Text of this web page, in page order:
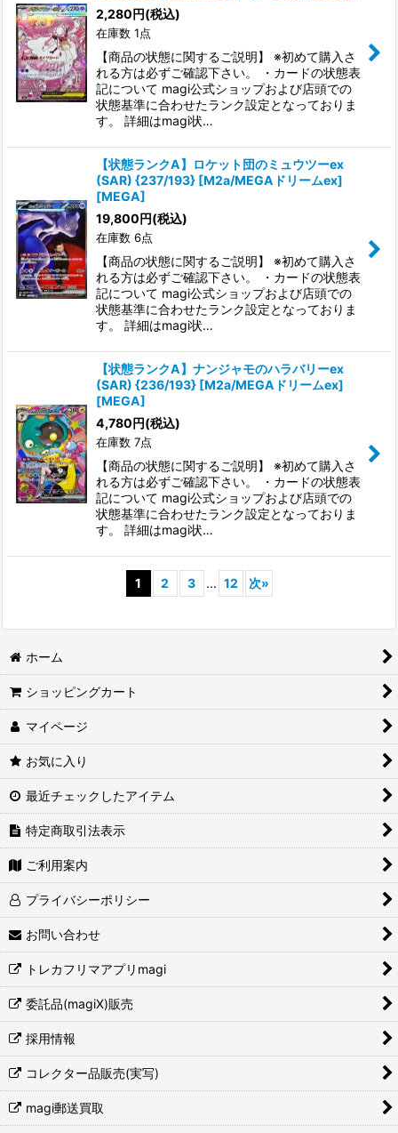
2,280円(税込)
在庫数 1点
【商品の状態に関するご説明】 ※初めて購入さ
れる方は必ずご確認下さい。 ・カードの状態表
記について magi公式ショップおよび店頭での
状態基準に合わせたランク設定となっておりま
す。 詳細はmagi状…
【状態ランクA】ロケット団のミュウツーex
(SAR) {237/193} [M2a/MEGAドリームex]
[MEGA]
19,800円(税込)
在庫数 6点
【商品の状態に関するご説明】 ※初めて購入さ
れる方は必ずご確認下さい。 ・カードの状態表
記について magi公式ショップおよび店頭での
状態基準に合わせたランク設定となっておりま
す。 詳細はmagi状…
【状態ランクA】ナンジャモのハラバリーex
(SAR) {236/193} [M2a/MEGAドリームex]
[MEGA]
4,780円(税込)
在庫数 7点
【商品の状態に関するご説明】 ※初めて購入さ
れる方は必ずご確認下さい。 ・カードの状態表
記について magi公式ショップおよび店頭での
状態基準に合わせたランク設定となっておりま
す。 詳細はmagi状…
1 2 3 ... 12 次»
ホーム
ショッピングカート
マイページ
お気に入り
最近チェックしたアイテム
特定商取引法表示
ご利用案内
プライバシーポリシー
お問い合わせ
トレカフリマアプリmagi
委託品(magiX)販売
採用情報
コレクター品販売(実写)
magi郵送買取